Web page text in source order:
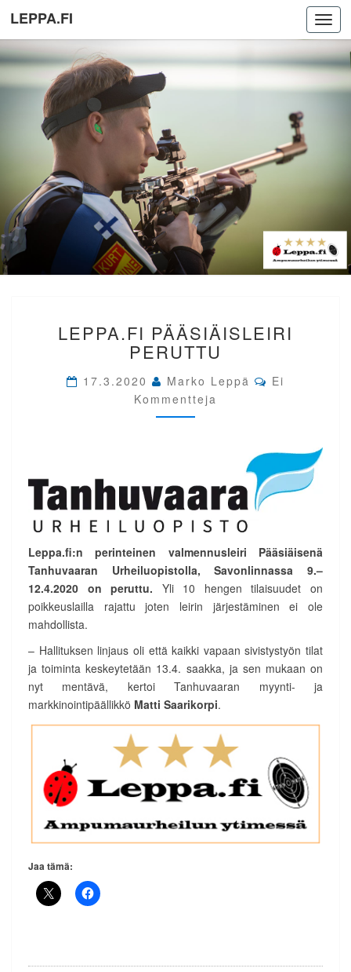
LEPPA.FI
PÄÄSIÄISLEIRI
PERUTTU
LEPPA.FI PÄÄSIÄISLEIRI
PERUTTU
17.3.2020 Marko Leppä Comments
Ei
Kommentteja
Leppa.fi:n perinteinen valmennusleiri Pääsiäisenä
Tanhuvaaran Urheiluopistolla, Savonlinnassa 9.–
12.4.2020 on peruttu. Yli 10 hengen tilaisuudet on
poikkeuslailla rajattu joten leirin järjestäminen ei ole
mahdollista.
– Hallituksen linjaus oli että kaikki vapaan sivistystyön tilat
ja toiminta keskeytetään 13.4. saakka, ja sen mukaan on
nyt mentävä, kertoi Tanhuvaaran myynti- ja
markkinointipäällikkö Matti Saarikorpi.
Jaa tämä: